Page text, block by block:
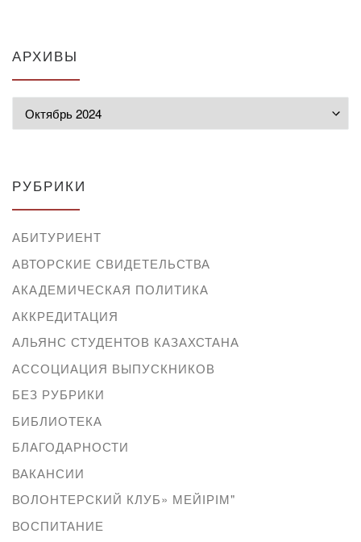
АРХИВЫ
РУБРИКИ
АБИТУРИЕНТ
АВТОРСКИЕ СВИДЕТЕЛЬСТВА
АКАДЕМИЧЕСКАЯ ПОЛИТИКА
АККРЕДИТАЦИЯ
АЛЬЯНС СТУДЕНТОВ КАЗАХСТАНА
АССОЦИАЦИЯ ВЫПУСКНИКОВ
БЕЗ РУБРИКИ
БИБЛИОТЕКА
БЛАГОДАРНОСТИ
ВАКАНСИИ
ВОЛОНТЕРСКИЙ КЛУБ» МЕЙІРІМ"
ВОСПИТАНИЕ